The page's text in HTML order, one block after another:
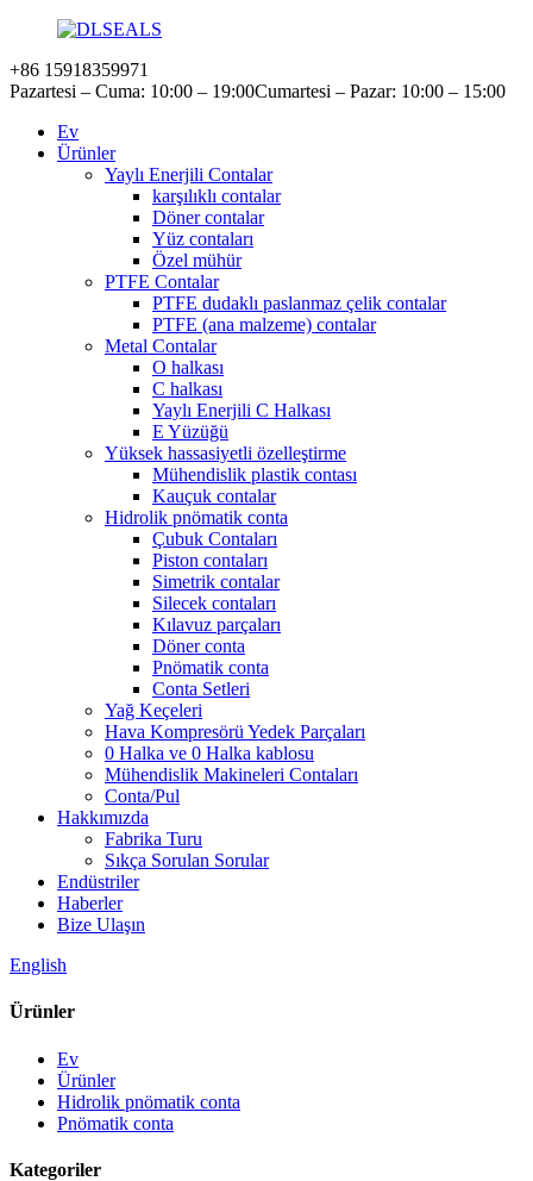
+86 15918359971
Pazartesi – Cuma: 10:00 – 19:00Cumartesi – Pazar: 10:00 – 15:00
Ev
Ürünler
Yaylı Enerjili Contalar
karşılıklı contalar
Döner contalar
Yüz contaları
Özel mühür
PTFE Contalar
PTFE dudaklı paslanmaz çelik contalar
PTFE (ana malzeme) contalar
Metal Contalar
O halkası
C halkası
Yaylı Enerjili C Halkası
E Yüzüğü
Yüksek hassasiyetli özelleştirme
Mühendislik plastik contası
Kauçuk contalar
Hidrolik pnömatik conta
Çubuk Contaları
Piston contaları
Simetrik contalar
Silecek contaları
Kılavuz parçaları
Döner conta
Pnömatik conta
Conta Setleri
Yağ Keçeleri
Hava Kompresörü Yedek Parçaları
0 Halka ve 0 Halka kablosu
Mühendislik Makineleri Contaları
Conta/Pul
Hakkımızda
Fabrika Turu
Sıkça Sorulan Sorular
Endüstriler
Haberler
Bize Ulaşın
English
Ürünler
Ev
Ürünler
Hidrolik pnömatik conta
Pnömatik conta
Kategoriler